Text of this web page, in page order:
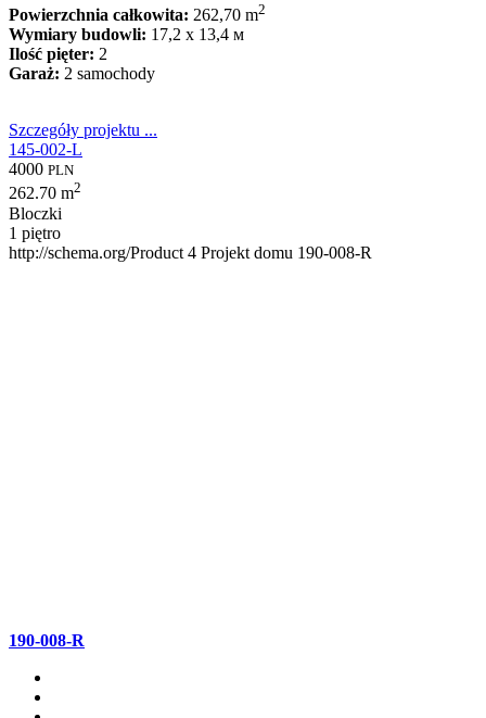
Powierzchnia całkowita: 262,70 m2
Wymiary budowli: 17,2 x 13,4 м
Ilość pięter: 2
Garaż: 2 samochody
Szczegóły projektu ...
145-002-L
4000 PLN
262.70 m2
Bloczki
1 piętro
http://schema.org/Product 4 Projekt domu 190-008-R
190-008-R